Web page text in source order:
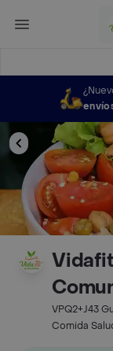
VPQ2+J43
Comida